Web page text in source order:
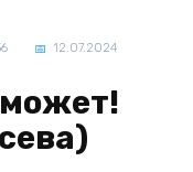
12.07.2024